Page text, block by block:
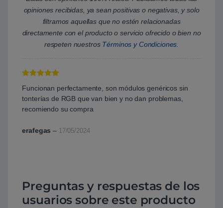
opiniones recibidas, ya sean positivas o negativas, y solo
filtramos aquellas que no estén relacionadas
directamente con el producto o servicio ofrecido o bien no
respeten nuestros Términos y Condiciones.
5de 5
Funcionan perfectamente, son módulos genéricos sin
tonterías de RGB que van bien y no dan problemas,
recomiendo su compra
erafegas – 17/05/2024
Preguntas y respuestas de los
usuarios sobre este producto